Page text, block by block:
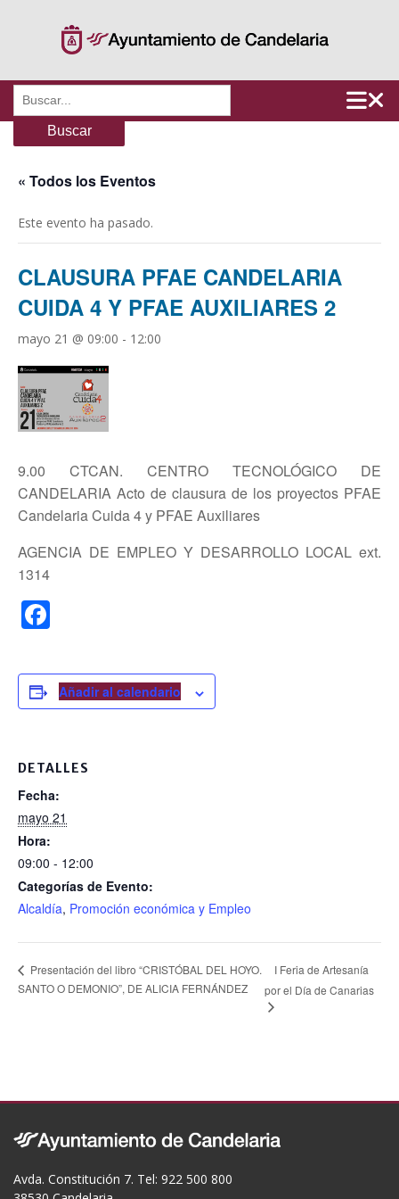
Buscar:
« Todos los Eventos
Este evento ha pasado.
CLAUSURA PFAE CANDELARIA
CUIDA 4 Y PFAE AUXILIARES 2
mayo 21 @ 09:00 - 12:00
9.00 CTCAN. CENTRO TECNOLÓGICO DE
CANDELARIA Acto de clausura de los proyectos PFAE
Candelaria Cuida 4 y PFAE Auxiliares
AGENCIA DE EMPLEO Y DESARROLLO LOCAL ext.
1314
c
e
o
o
k
Añadir al calendario
DETALLES
Fecha:
mayo 21
Hora:
09:00 - 12:00
Categorías de Evento:
Alcaldía, Promoción económica y Empleo
Presentación del libro “CRISTÓBAL DEL HOYO.
SANTO O DEMONIO”, DE ALICIA FERNÁNDEZ
I Feria de Artesanía
por el Día de Canarias
Avda. Constitución 7. Tel: 922 500 800